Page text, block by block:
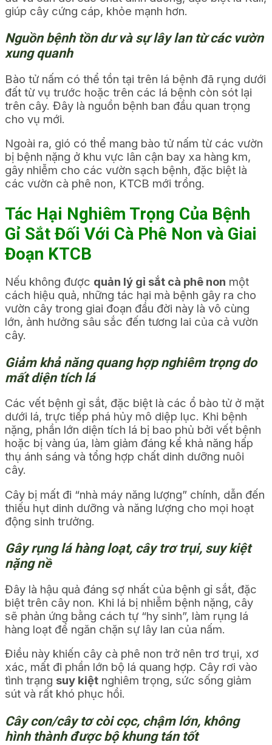
giúp cây cứng cáp, khỏe mạnh hơn.
Nguồn bệnh tồn dư và sự lây lan từ các vườn
xung quanh
Bào tử nấm có thể tồn tại trên lá bệnh đã rụng dưới
đất từ vụ trước hoặc trên các lá bệnh còn sót lại
trên cây. Đây là nguồn bệnh ban đầu quan trọng
cho vụ mới.
Ngoài ra, gió có thể mang bào tử nấm từ các vườn
bị bệnh nặng ở khu vực lân cận bay xa hàng km,
gây nhiễm cho các vườn sạch bệnh, đặc biệt là
các vườn cà phê non, KTCB mới trồng.
Tác Hại Nghiêm Trọng Của Bệnh
Gỉ Sắt Đối Với Cà Phê Non và Giai
Đoạn KTCB
Nếu không được quản lý gỉ sắt cà phê non một
cách hiệu quả, những tác hại mà bệnh gây ra cho
vườn cây trong giai đoạn đầu đời này là vô cùng
lớn, ảnh hưởng sâu sắc đến tương lai của cả vườn
cây.
Giảm khả năng quang hợp nghiêm trọng do
mất diện tích lá
Các vết bệnh gỉ sắt, đặc biệt là các ổ bào tử ở mặt
dưới lá, trực tiếp phá hủy mô diệp lục. Khi bệnh
nặng, phần lớn diện tích lá bị bao phủ bởi vết bệnh
hoặc bị vàng úa, làm giảm đáng kể khả năng hấp
thụ ánh sáng và tổng hợp chất dinh dưỡng nuôi
cây.
Cây bị mất đi “nhà máy năng lượng” chính, dẫn đến
thiếu hụt dinh dưỡng và năng lượng cho mọi hoạt
động sinh trưởng.
Gây rụng lá hàng loạt, cây trơ trụi, suy kiệt
nặng nề
Đây là hậu quả đáng sợ nhất của bệnh gỉ sắt, đặc
biệt trên cây non. Khi lá bị nhiễm bệnh nặng, cây
sẽ phản ứng bằng cách tự “hy sinh”, làm rụng lá
hàng loạt để ngăn chặn sự lây lan của nấm.
Điều này khiến cây cà phê non trở nên trơ trụi, xơ
xác, mất đi phần lớn bộ lá quang hợp. Cây rơi vào
tình trạng suy kiệt nghiêm trọng, sức sống giảm
sút và rất khó phục hồi.
Cây con/cây tơ còi cọc, chậm lớn, không
hình thành được bộ khung tán tốt